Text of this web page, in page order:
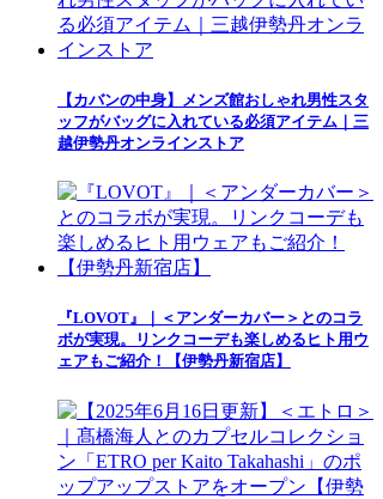
【カバンの中身】メンズ館おしゃれ男性スタ
ッフがバッグに入れている必須アイテム｜三
越伊勢丹オンラインストア
『LOVOT』｜＜アンダーカバー＞とのコラ
ボが実現。リンクコーデも楽しめるヒト用ウ
ェアもご紹介！【伊勢丹新宿店】